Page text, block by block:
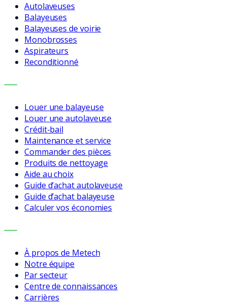
Autolaveuses
Balayeuses
Balayeuses de voirie
Monobrosses
Aspirateurs
Reconditionné
SERVICES
Louer une balayeuse
Louer une autolaveuse
Crédit-bail
Maintenance et service
Commander des pièces
Produits de nettoyage
Aide au choix
Guide d’achat autolaveuse
Guide d’achat balayeuse
Calculer vos économies
ENTREPRISE
À propos de Metech
Notre équipe
Par secteur
Centre de connaissances
Carrières